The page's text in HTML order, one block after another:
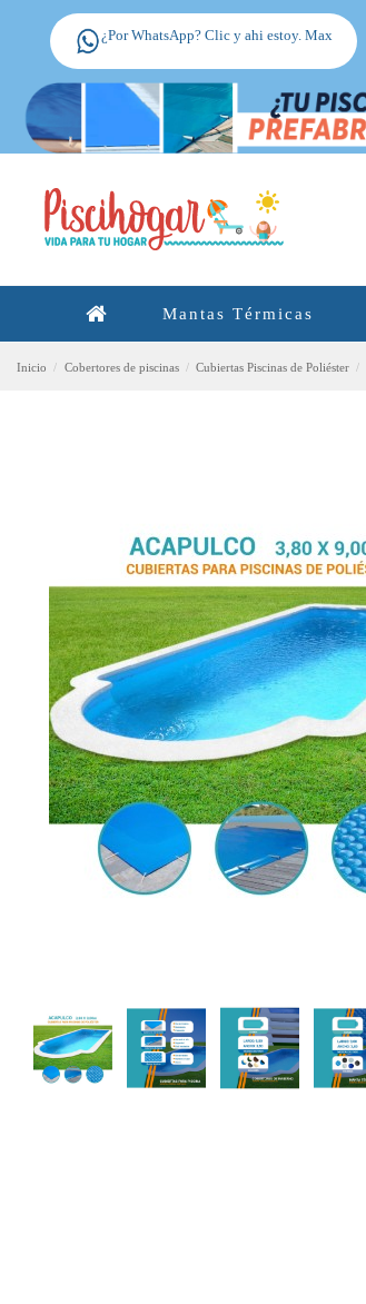
¿Por WhatsApp? Clic y ahi estoy. Max
Mantas Térmicas
Inicio Cobertores de piscinas Cubiertas Piscinas de Poliéster